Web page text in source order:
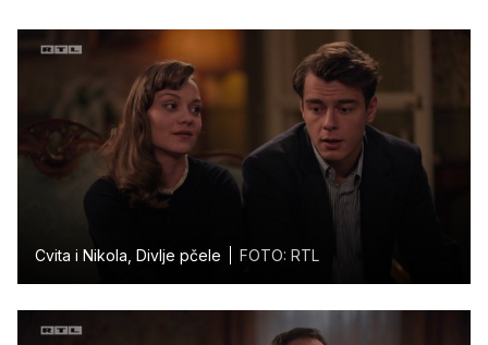
Cvita i Nikola, Divlje pčele FOTO: RTL